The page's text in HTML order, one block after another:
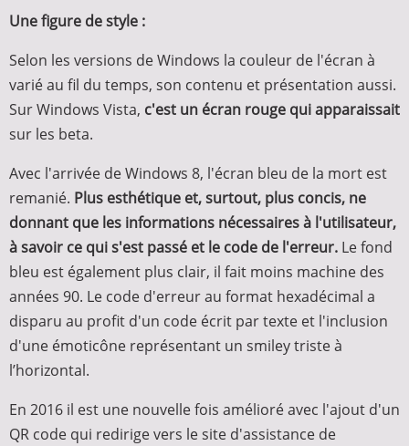
Une figure de style :
Selon les versions de Windows la couleur de l'écran à
varié au fil du temps, son contenu et présentation aussi.
Sur Windows Vista, c'est un écran rouge qui apparaissait
sur les beta.
Avec l'arrivée de Windows 8, l'écran bleu de la mort est
remanié. Plus esthétique et, surtout, plus concis, ne
donnant que les informations nécessaires à l'utilisateur,
à savoir ce qui s'est passé et le code de l'erreur. Le fond
bleu est également plus clair, il fait moins machine des
années 90. Le code d'erreur au format hexadécimal a
disparu au profit d'un code écrit par texte et l'inclusion
d'une émoticône représentant un smiley triste à
l’horizontal.
En 2016 il est une nouvelle fois amélioré avec l'ajout d'un
QR code qui redirige vers le site d'assistance de